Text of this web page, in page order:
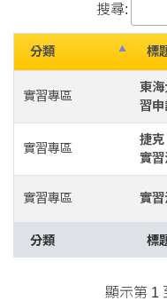
搜尋:
分類 標
實習專區
東海
習申
實習專區
捷克
實習
實習專區 實習
分類 標
顯示第 1